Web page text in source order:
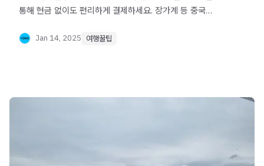
통해 현금 없이도 편리하게 결제하세요. 장가계 등 중국
확인하기.Jan 14, 2025 여행꿀팁